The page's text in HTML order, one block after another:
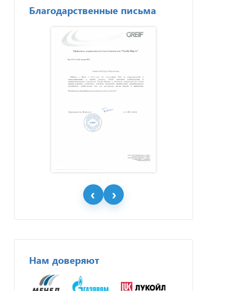
Благодарственные письма
Нам доверяют